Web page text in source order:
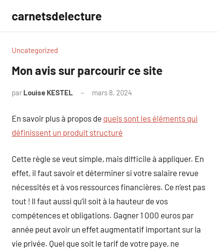
contenu
carnetsdelecture
Uncategorized
Mon avis sur parcourir ce site
par Louise KESTEL mars 8, 2024
En savoir plus à propos de quels sont les éléments qui
définissent un produit structuré
Cette règle se veut simple, mais difficile à appliquer. En
effet, il faut savoir et déterminer si votre salaire revue
nécessités et à vos ressources financières. Ce n’est pas
tout ! Il faut aussi qu’il soit à la hauteur de vos
compétences et obligations. Gagner 1 000 euros par
année peut avoir un effet augmentatif important sur la
vie privée. Quel que soit le tarif de votre paye, ne